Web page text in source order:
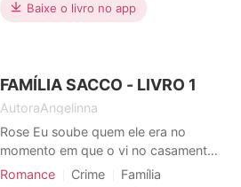
Paixão / Erótica
Baixe o livro no app
FAMÍLIA SACCO - LIVRO 1
AutoraAngelinna
Rose Eu soube quem ele era no
momento em que o vi no casamento
da minha irmã. Sua família tem uma
Romance Crime
Família